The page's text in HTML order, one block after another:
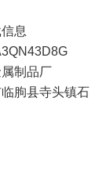
息
制品厂
朐县寺头镇石